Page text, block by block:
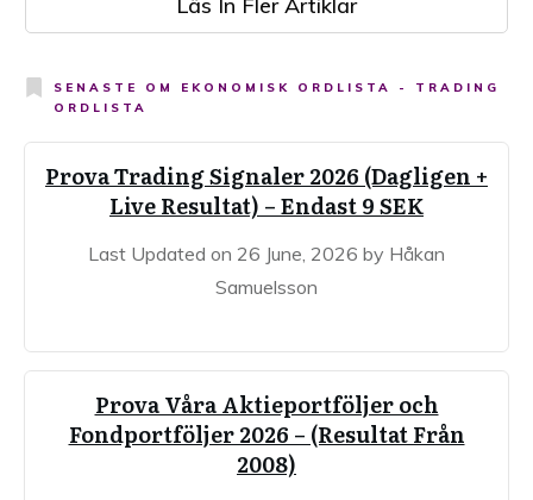
Läs In Fler Artiklar
SENASTE OM EKONOMISK ORDLISTA - TRADING
ORDLISTA
Prova Trading Signaler 2026 (Dagligen +
Live Resultat) – Endast 9 SEK
Last Updated on 26 June, 2026 by Håkan
Samuelsson
Prova Våra Aktieportföljer och
Fondportföljer 2026 – (Resultat Från
2008)